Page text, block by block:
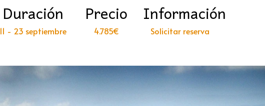
Duración
11 - 23 septiembre
Precio
4.785€
Información
Solicitar reserva